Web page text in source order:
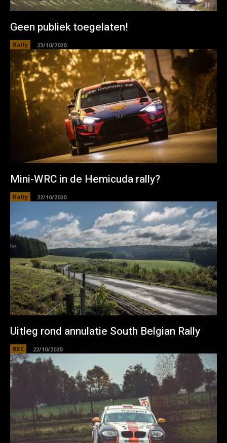
Geen publiek toegelaten!
Rally 23/10/2020
Mini-WRC in de Hemicuda rally?
Rally 22/10/2020
Uitleg rond annulatie South Belgian Rally
BRC 22/10/2020